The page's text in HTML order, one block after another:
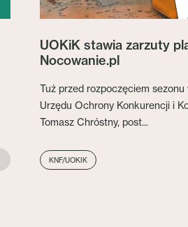
UOKiK stawia zarzuty
Nocowanie.pl
Tuż przed rozpoczęciem
Urzędu Ochrony Konkurencji i
Tomasz Chróstny, post...
KNF/UOKIK